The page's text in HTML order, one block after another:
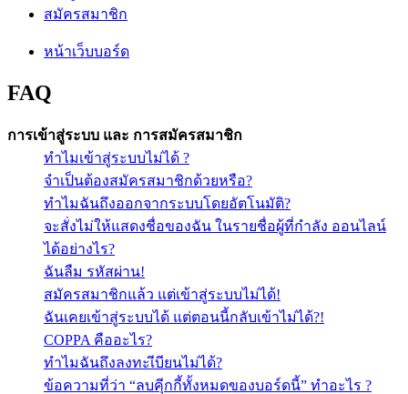
สมัครสมาชิก
หน้าเว็บบอร์ด
FAQ
การเข้าสู่ระบบ และ การสมัครสมาชิก
ทำไมเข้าสู่ระบบไม่ได้ ?
จำเป็นต้องสมัครสมาชิกด้วยหรือ?
ทำไมฉันถึงออกจากระบบโดยอัตโนมัติ?
จะสั่งไม่ให้แสดงชื่อของฉัน ในรายชื่อผู้ที่กำลัง ออนไลน์
ได้อย่างไร?
ฉันลืม รหัสผ่าน!
สมัครสมาชิกแล้ว แต่เข้าสู่ระบบไม่ได้!
ฉันเคยเข้าสู่ระบบได้ แต่ตอนนี้กลับเข้าไม่ได้?!
COPPA คืออะไร?
ทำไมฉันถึงลงทะเีบียนไม่ได้?
ข้อความที่ว่า “ลบคุีกกี้ทั้งหมดของบอร์ดนี้” ทำอะไร ?